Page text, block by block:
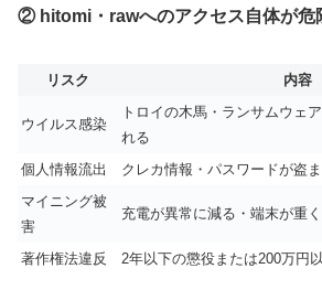
② hitomi・rawへのアクセス自体が危
リスク 内容
ウイルス感染
トロイの木馬・ランサムウェ
れる
個人情報流出
クレカ情報・パスワードが盗
マイニング被
害
充電が異常に減る・端末が重
著作権法違反 2年以下の懲役または200万円